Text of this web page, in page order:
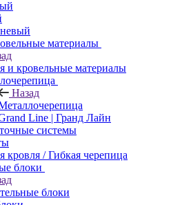
материалы
и кровельные материалы
Назад
Line | Гранд Лайн
системы
кровля / Гибкая черепица
блоки
блоки